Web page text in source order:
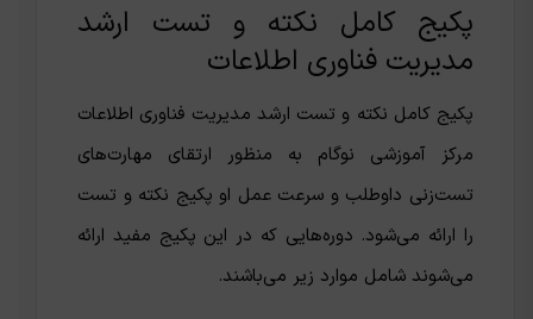
پکیج کامل نکته و تست ارشد
مدیریت فناوری اطلاعات
پکیج کامل نکته و تست ارشد مدیریت فناوری اطلاعات
مرکز آموزشی نوگام به منظور ارتقای‌ مهارت‌های
تست‌زنی داوطلب و سرعت عمل او پکیج نکته و تست
را ارائه می‌شود. دوره‌هایی که در این پکیج مفید ارائه
می‌شوند شامل موارد زیر می‌باشند.